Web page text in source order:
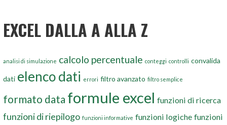
EXCEL DALLA A ALLA Z
analisi di simulazione calcolo percentuale conteggi controlli convalida
dati elenco dati errori filtro avanzato filtro semplice
formato data formule excel funzioni di ricerca
funzioni di riepilogo funzioni informative funzioni logiche funzioni